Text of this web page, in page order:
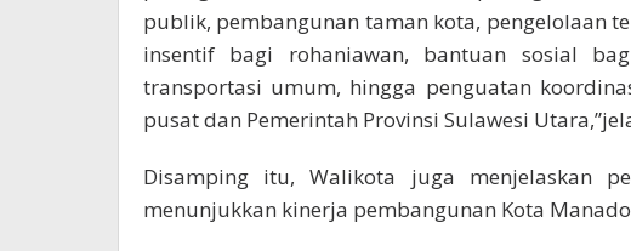
publik, pembangunan taman kota, pengelolaan
insentif bagi rohaniawan, bantuan sosial
transportasi umum, hingga penguatan
pusat dan Pemerintah Provinsi Sulawesi
Disamping itu, Walikota juga menjelaskan
menunjukkan kinerja pembangunan Kota